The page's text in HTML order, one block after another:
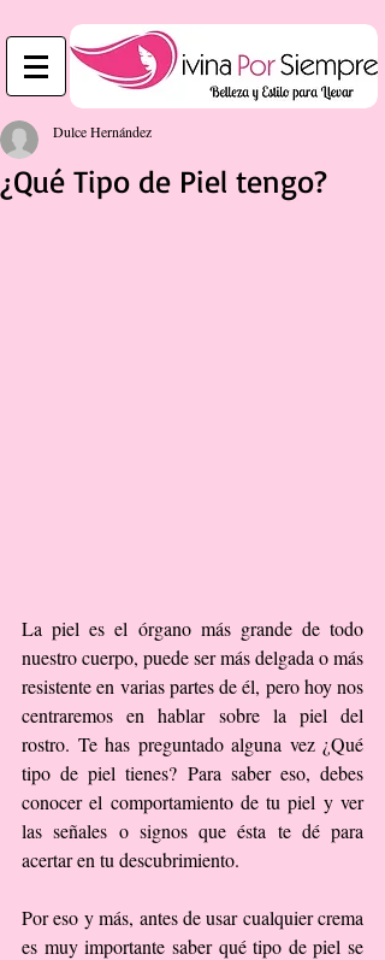
¿Qué Tipo de Piel tengo?
Dulce Hernández
La piel es el órgano más grande de todo
nuestro cuerpo, puede ser más delgada o más
resistente en varias partes de él, pero hoy nos
centraremos en hablar sobre la piel del
rostro. Te has preguntado alguna vez ¿Qué
tipo de piel tienes? Para saber eso, debes
conocer el comportamiento de tu piel y ver
las señales o signos que ésta te dé para
acertar en tu descubrimiento.
Por eso y más, antes de usar cualquier crema
es muy importante saber qué tipo de piel se